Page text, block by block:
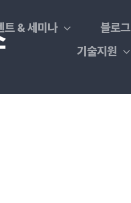
트 & 세미나 블로그
기술지원